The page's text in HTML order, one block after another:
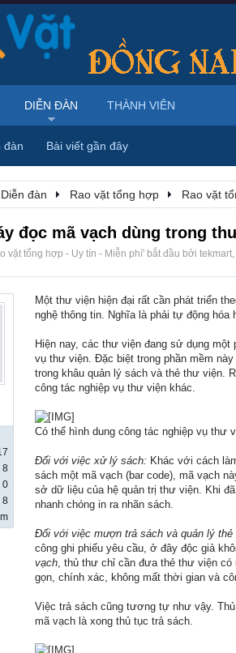
Diễn đàn Rao vặt tổng hợp Rao vặt
đọc mã vạch dùng trong
vặt tổng hợp - Uy tín - Miễn phí' bắt đầu bởi tekmart,
8
0
8
Một thư viện hiện đại rất cần phát triển
nghệ thông tin. Nghĩa là phải tự động hóa
Hiện nay, các thư viện đang sử dụng một
vụ thư viện. Đặc biệt trong phần mềm
trong khâu quản lý sách và thẻ thư viện.
công tác nghiệp vụ thư viện khác.
Có thể hình dung công tác nghiệp vụ thư
Đối với việc xử lý sách: Khác với cách
sách một mã vạch (bar code), mã vạch
sở dữ liệu của hệ quản trị thư viện. Khi
nhanh chóng in ra nhãn sách.
Đối với việc mượn trả sách và quản lý thẻ
công ghi phiếu yêu cầu, ở đây độc giả
vạch, thủ thư chỉ cần đưa thẻ thư viện có
gọn, chính xác, không mất thời gian và
Việc trả sách cũng tương tự như vậy.
mã vạch là xong thủ tục trả sách.
DIỄN ĐÀN
đàn Bài viết gần đây
THÀNH VIÊN